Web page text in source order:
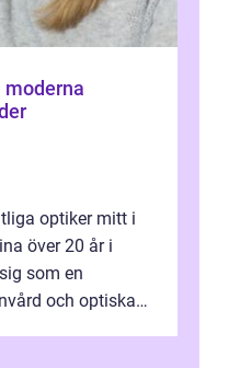
optiker mitt i
över 20 år i
som en
och optiska